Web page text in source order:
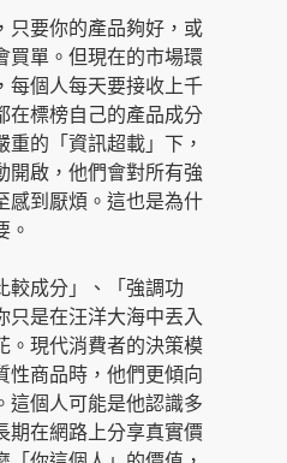
只要你的產品夠好，或
買單。但現在的市場環
每個人每天要接收上千
在標榜自己的產品成分
的「資訊超載」下，
開啟，他們會對所有強
感到厭煩。這也是為什
。
較成分」、「強調功
只是在汪洋大海中丟入
。現代消費者的決策模
性商品時，他們更傾向
這個人可能是他認識多
期在網路上分享真實價